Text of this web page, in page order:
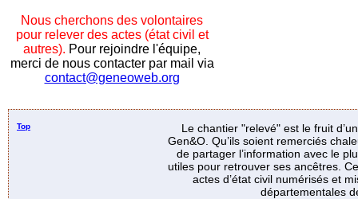
Nous cherchons des volontaires
pour relever des actes (état civil et
autres). Pour rejoindre l'équipe,
merci de nous contacter par mail via
contact@geneoweb.org
Top
Le chantier "relevé" est le fruit
Gen&O. Qu’ils soient remerciés
de partager l’information avec le
utiles pour retrouver ses ancêtres.
actes d’état civil numérisés et
départementales